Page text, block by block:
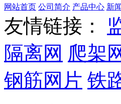
网站首页 公司简介 产品中心 新
友情链接：
隔离网 爬架
钢筋网片 铁